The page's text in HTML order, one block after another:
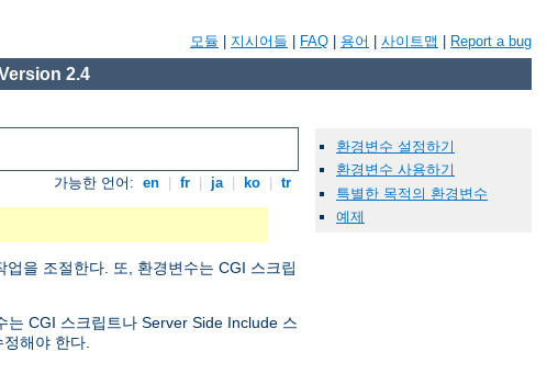
모듈 지시어들 FAQ 용어 사이트맵 Report a bug
2.4
가능한 언어: en fr ja ko tr
을 조절한다. 또, 환경변수는 CGI 스크립
CGI 스크립트나 Server Side Include 스
해야 한다.
환경변수 설정하기
환경변수 사용하기
특별한 목적의 환경변수
예제